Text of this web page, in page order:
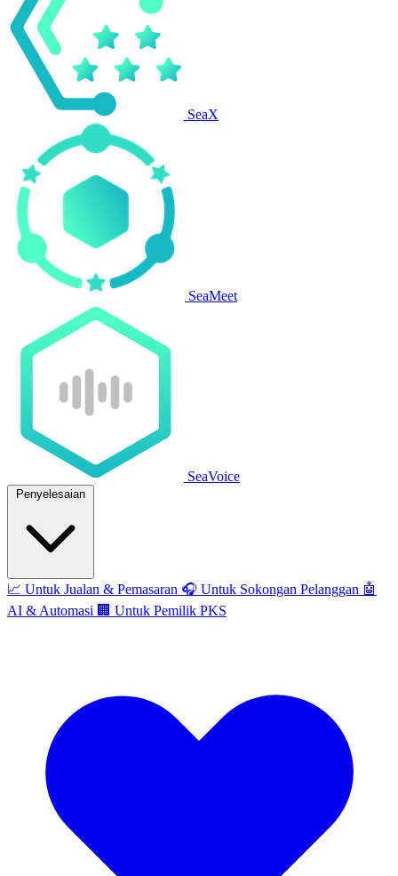
SeaX
SeaMeet
SeaVoice
Penyelesaian
📈 Untuk Jualan & Pemasaran 🎧 Untuk Sokongan Pelanggan 🤖
AI & Automasi 🏢 Untuk Pemilik PKS